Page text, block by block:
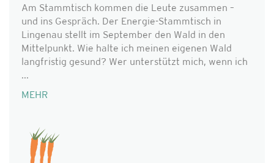
Am Stammtisch kommen die Leute zusammen –
und ins Gespräch. Der Energie-Stammtisch in
Lingenau stellt im September den Wald in den
Mittelpunkt. Wie halte ich meinen eigenen Wald
langfristig gesund? Wer unterstützt mich, wenn ich
...
MEHR